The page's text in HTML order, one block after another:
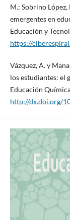
M.; Sobrino López,
emergentes en
Educación y
https://
Vázquez, A. y
los estudiantes: el
Educación
http://dx.doi.org/